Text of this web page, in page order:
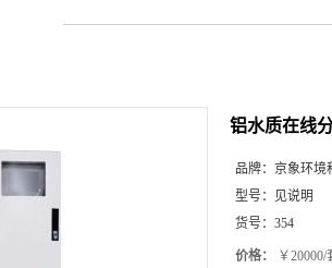
铝水质在线
品牌： 京象环境
型号：
见说明
货号： 354
价格： ￥20000/